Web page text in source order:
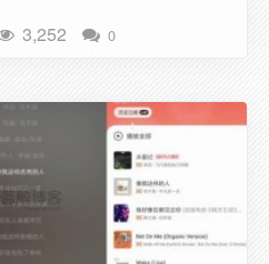
3,252 0